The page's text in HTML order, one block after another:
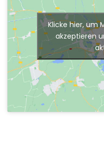
Klicke hier, um
akzeptieren